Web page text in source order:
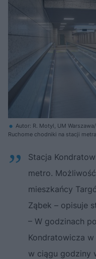
Autor: R. Motyl, UM
Ruchome chodniki na stacji
Stacja
metro.
mieszkańcy
Ząbek – opisuje
– W godzinach
Kondratowicza
w ciągu godziny